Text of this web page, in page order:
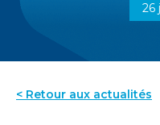
26
< Retour aux actualités